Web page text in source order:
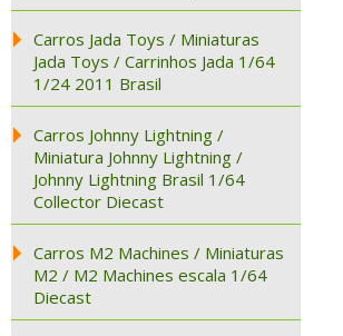
Carros Jada Toys / Miniaturas
Jada Toys / Carrinhos Jada 1/64
1/24 2011 Brasil
Carros Johnny Lightning /
Miniatura Johnny Lightning /
Johnny Lightning Brasil 1/64
Collector Diecast
Carros M2 Machines / Miniaturas
M2 / M2 Machines escala 1/64
Diecast